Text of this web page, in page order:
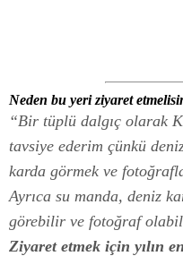
Neden bu yeri ziyaret
“Bir tüplü dalgıç olarak
tavsiye ederim çünkü
karda görmek ve
Ayrıca su manda, deniz
görebilir ve fotoğraf
Ziyaret etmek için yılın